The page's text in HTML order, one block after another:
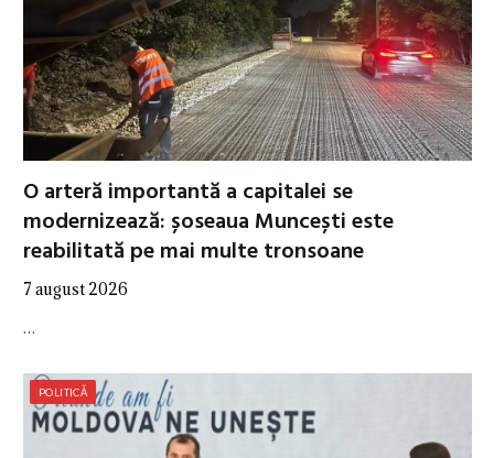
O arteră importantă a capitalei se
modernizează: șoseaua Muncești este
reabilitată pe mai multe tronsoane
7 august 2026
…
POLITICĂ